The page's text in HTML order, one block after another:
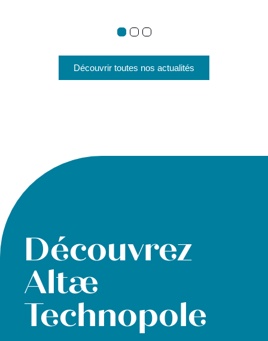
Découvrir toutes nos actualités
Découvrez
Altæ
Technopole